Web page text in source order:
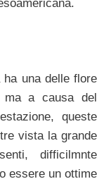
una delle flore
ma a causa del
queste
vista la grande
difficilmnte
essere un ottime